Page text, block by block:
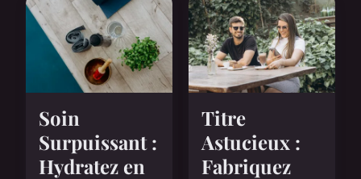
Soin
Surpuissant :
Hydratez en
Titre
Astucieux :
Fabriquez